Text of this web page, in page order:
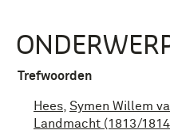
Trefwoorden
Hees Symen Willem
Landmacht (1813/